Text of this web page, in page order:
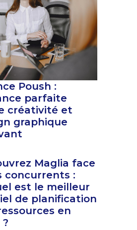
Poush :
parfaite
créativité et
graphique
Maglia face
concurrents :
est le meilleur
de planification
en